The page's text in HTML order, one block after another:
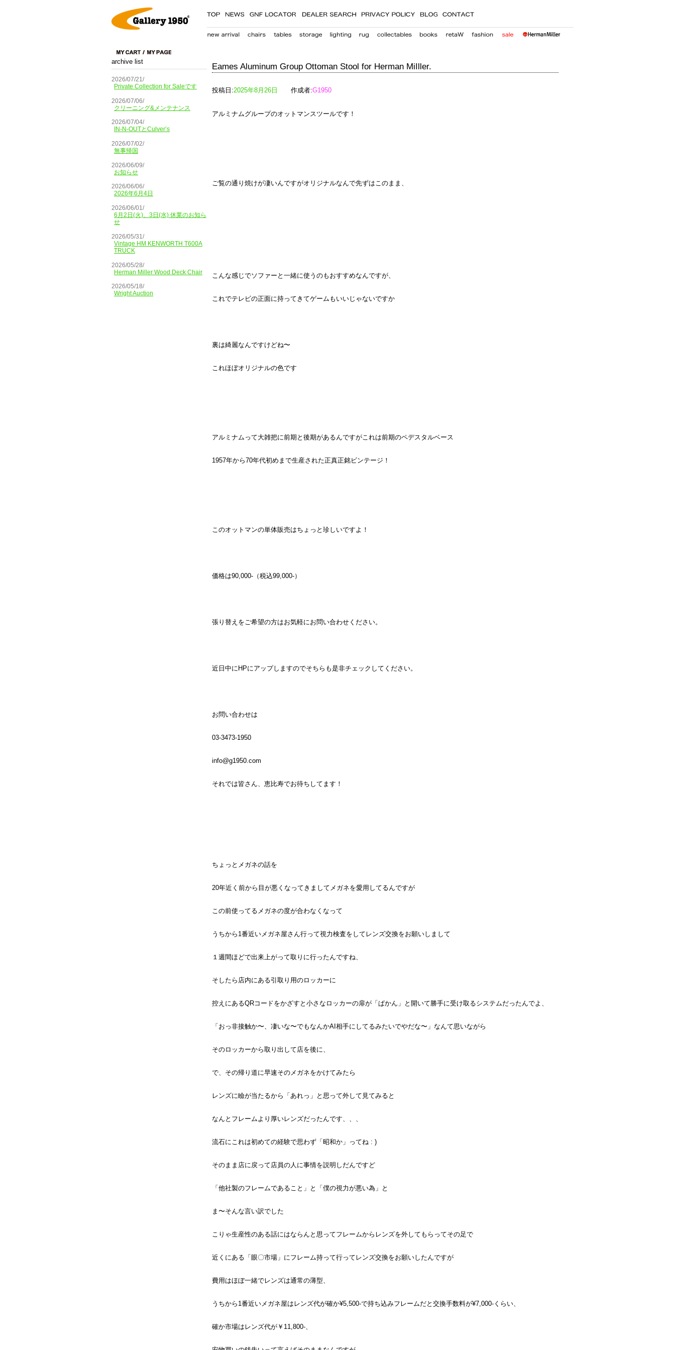
archive list
2026/07/21/
Private Collection for Saleです
2026/07/06/
クリーニング&メンテナンス
2026/07/04/
IN-N-OUTとCulver’s
2026/07/02/
無事帰国
2026/06/09/
お知らせ
2026/06/06/
2026年6月4日
2026/06/01/
6月2日(火)、3日(水) 休業のお知ら
せ
2026/05/31/
Vintage HM KENWORTH T600A
TRUCK
2026/05/28/
Herman Miller Wood Deck Chair
2026/05/18/
Wright Auction
Eames Aluminum Group Ottoman Stool for Herman MiIller.
投稿日:2025年8月26日 作成者:G1950
アルミナムグループのオットマンスツールです！
ご覧の通り焼けが凄いんですがオリジナルなんで先ずはこのまま、
こんな感じでソファーと一緒に使うのもおすすめなんですが、
これでテレビの正面に持ってきてゲームもいいじゃないですか
裏は綺麗なんですけどね〜
これほぼオリジナルの色です
アルミナムって大雑把に前期と後期があるんですがこれは前期のペデスタルベース
1957年から70年代初めまで生産された正真正銘ビンテージ！
このオットマンの単体販売はちょっと珍しいですよ！
価格は90,000-（税込99,000-）
張り替えをご希望の方はお気軽にお問い合わせください。
近日中にHPにアップしますのでそちらも是非チェックしてください。
お問い合わせは
03-3473-1950
info@g1950.com
それでは皆さん、恵比寿でお待ちしてます！
ちょっとメガネの話を
20年近く前から目が悪くなってきましてメガネを愛用してるんですが
この前使ってるメガネの度が合わなくなって
うちから1番近いメガネ屋さん行って視力検査をしてレンズ交換をお願いしまして
１週間ほどで出来上がって取りに行ったんですね、
そしたら店内にある引取り用のロッカーに
控えにあるQRコードをかざすと小さなロッカーの扉が「ぱかん」と開いて勝手に受け取るシステムだったんでよ、
「おっ非接触か〜、凄いな〜でもなんかAI相手にしてるみたいでやだな〜」なんて思いながら
そのロッカーから取り出して店を後に、
で、その帰り道に早速そのメガネをかけてみたら
レンズに瞼が当たるから「あれっ」と思って外して見てみると
なんとフレームより厚いレンズだったんです、、、
流石にこれは初めての経験で思わず「昭和か」ってね : )
そのまま店に戻って店員の人に事情を説明しだんですど
「他社製のフレームであること」と「僕の視力が悪い為」と
ま〜そんな言い訳でした
こりゃ生産性のある話にはならんと思ってフレームからレンズを外してもらってその足で
近くにある「眼〇市場」にフレーム持って行ってレンズ交換をお願いしたんですが
費用はほぼ一緒でレンズは通常の薄型、
うちから1番近いメガネ屋はレンズ代が確か¥5,500-で持ち込みフレームだと交換手数料が¥7,000-くらい、
確か市場はレンズ代が￥11,800-、